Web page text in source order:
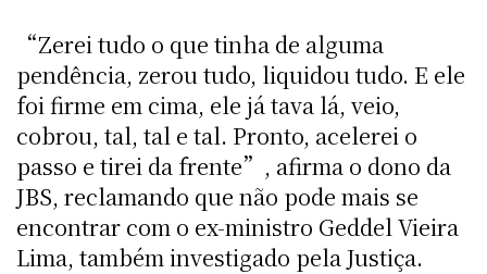
“Zerei tudo o que tinha de alguma
pendência, zerou tudo, liquidou tudo. E ele
foi firme em cima, ele já tava lá, veio,
cobrou, tal, tal e tal. Pronto, acelerei o
passo e tirei da frente”, afirma o dono da
JBS, reclamando que não pode mais se
encontrar com o ex-ministro Geddel Vieira
Lima, também investigado pela Justiça.